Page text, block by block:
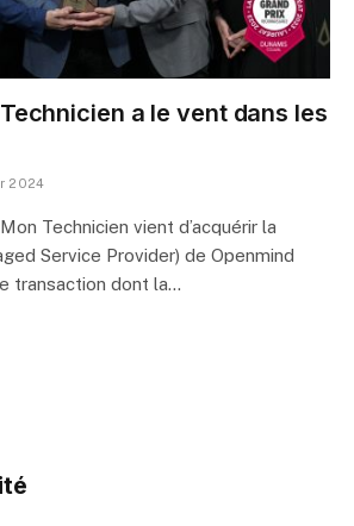
a le vent dans les
2024
Technicien vient d’acquérir la
Service Provider) de Openmind
transaction dont la…